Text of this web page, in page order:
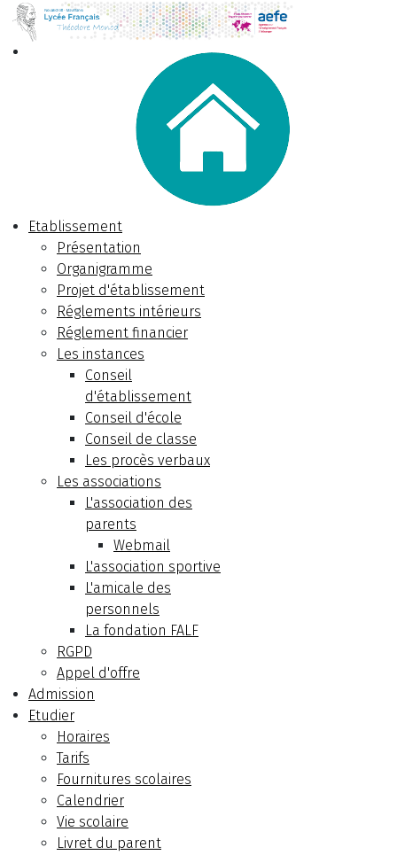
Etablissement
Présentation
Organigramme
Projet d'établissement
Réglements intérieurs
Réglement financier
Les instances
Conseil
d'établissement
Conseil d'école
Conseil de classe
Les procès verbaux
Les associations
L'association des
parents
Webmail
L'association sportive
L'amicale des
personnels
La fondation FALF
RGPD
Appel d'offre
Admission
Etudier
Horaires
Tarifs
Fournitures scolaires
Calendrier
Vie scolaire
Livret du parent